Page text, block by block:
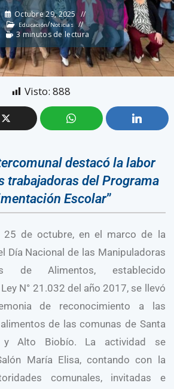
Octubre 29, 2025
Educación/Noticias
3 minutos de lectura
Visto: 888
destacó la labor
trabajadoras del Programa
Escolar”
25 de octubre, en el marco de la
Día Nacional de las Manipuladoras
de Alimentos, establecido
N° 21.032 del año 2017, se llevó
de reconocimiento a las
de las comunas de Santa
y Alto Biobío. La actividad se
María Elisa, contando con la
comunales, invitadas e